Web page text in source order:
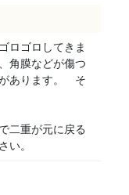
ゴロしてきま
角膜などが傷つ
があります。 そ
重が元に戻る
い。